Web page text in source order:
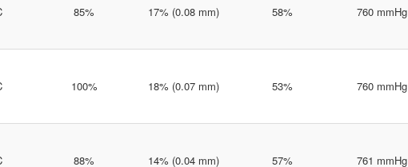
85% 17% (0.08 mm) 58% 760 mmHg
100% 18% (0.07 mm) 53% 760 mmHg
88% 14% (0.04 mm) 57% 761 mmHg